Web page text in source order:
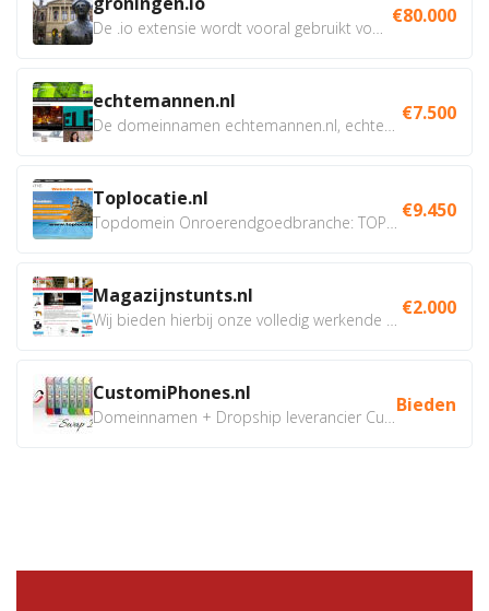
€80.000
echtemannen.nl €7.500
Toplocatie.nl €9.450
Magazijnstunts.nl €2.000
CustomiPhones.nl Bieden